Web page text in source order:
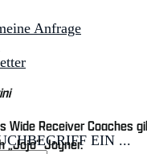
Anfrage
EIN ...
Wide Receiver Coaches
„Jojo“ Joyner.